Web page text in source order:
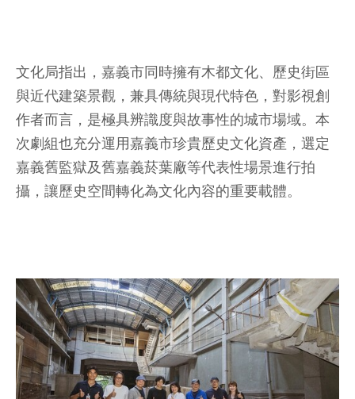
文化局指出，嘉義市同時擁有木都文化、歷史街區
與近代建築景觀，兼具傳統與現代特色，對影視創
作者而言，是極具辨識度與故事性的城市場域。本
次劇組也充分運用嘉義市珍貴歷史文化資產，選定
嘉義舊監獄及舊嘉義菸葉廠等代表性場景進行拍
攝，讓歷史空間轉化為文化內容的重要載體。